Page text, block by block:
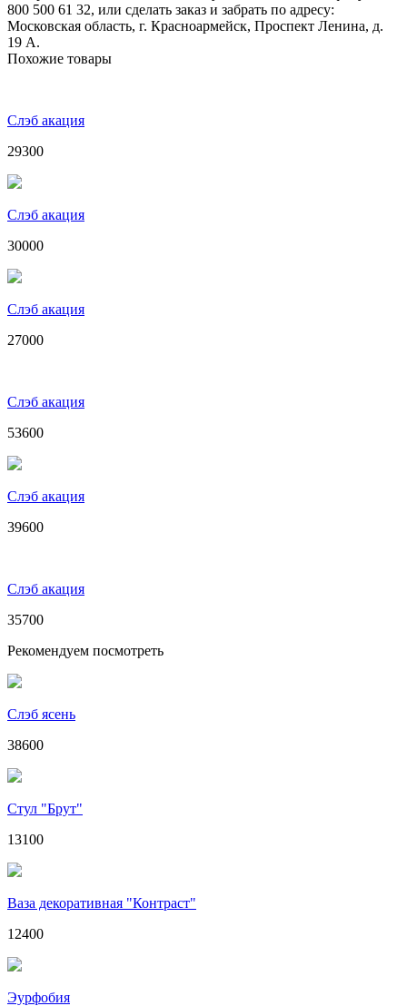
800 500 61 32, или сделать заказ и забрать по адресу:
Московская область, г. Красноармейск, Проспект Ленина, д.
19 А.
Похожие товары
Слэб акация
29300
Слэб акация
30000
Слэб акация
27000
Слэб акация
53600
Слэб акация
39600
Слэб акация
35700
Рекомендуем посмотреть
Слэб ясень
38600
Стул "Брут"
13100
Ваза декоративная "Контраст"
12400
Эурфобия